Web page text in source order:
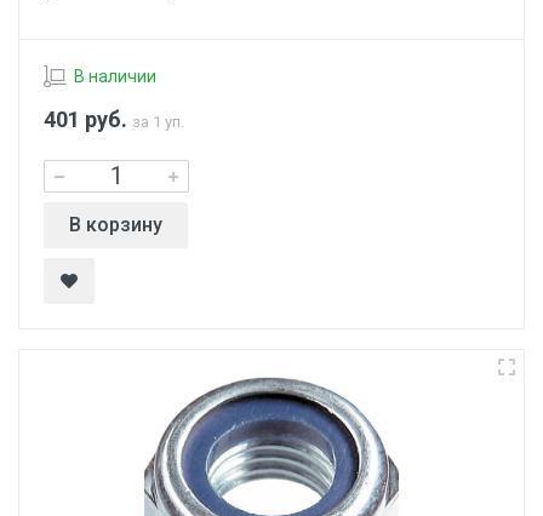
В наличии
401 руб. за 1 уп.
В корзину